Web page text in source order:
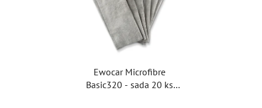
Ewocar Microfibre
Basic320 - sada 20 ks